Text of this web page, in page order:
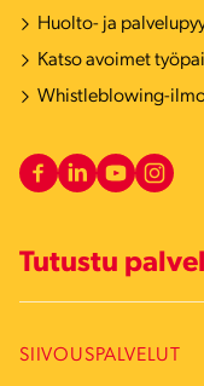
Huolto- ja
Katso avoimet
Whistleblowing-
Tutustu
SIIVOUSPALVELUT